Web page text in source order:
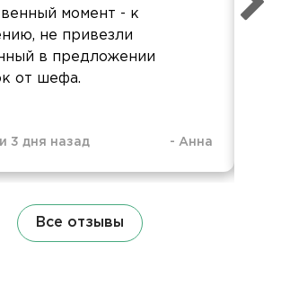
момент - к
не привезли
в предложении
от шефа.
3 дня назад - Анна
Все отзывы